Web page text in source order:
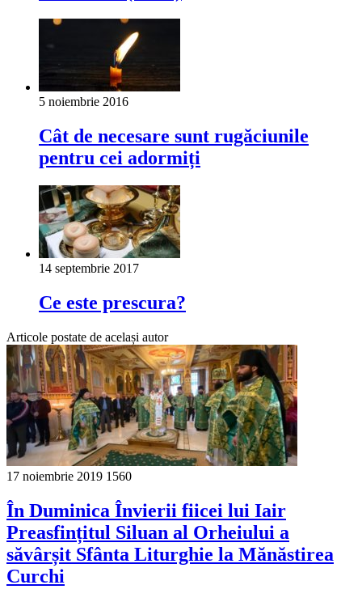
5 noiembrie 2016
Cât de necesare sunt rugăciunile
pentru cei adormiți
14 septembrie 2017
Ce este prescura?
Articole postate de același autor
17 noiembrie 2019 1560
În Duminica Învierii fiicei lui Iair
Preasfințitul Siluan al Orheiului a
săvârșit Sfânta Liturghie la Mănăstirea
Curchi